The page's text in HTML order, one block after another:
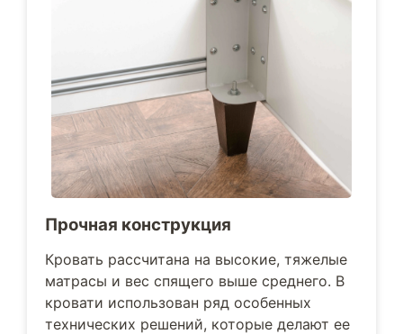
Прочная конструкция
Кровать рассчитана на высокие, тяжелые
матрасы и вес спящего выше среднего. В
кровати использован ряд особенных
технических решений, которые делают ее